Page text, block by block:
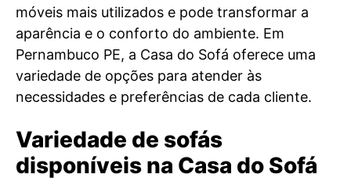
móveis mais utilizados e pode transformar a
aparência e o conforto do ambiente. Em
Pernambuco PE, a Casa do Sofá oferece uma
variedade de opções para atender às
necessidades e preferências de cada cliente.
Variedade de sofás
disponíveis na Casa do Sofá